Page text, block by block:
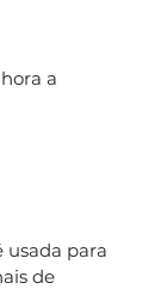
a
usada para
de